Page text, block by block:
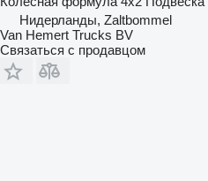
Нидерланды, Zaltbommel
Van Hemert Trucks BV
Связаться с продавцом